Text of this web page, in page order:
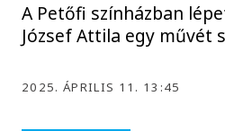
A Petőfi színházban
József Attila egy művét
2025. ÁPRILIS 11. 13:45